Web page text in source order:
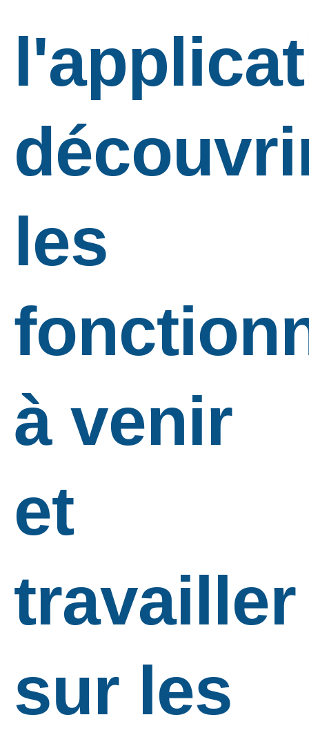
les
à venir
et
travailler
sur les